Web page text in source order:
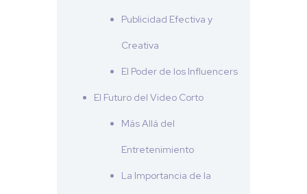
Publicidad Efectiva y
Creativa
El Poder de los Influencers
El Futuro del Video Corto
Más Allá del
Entretenimiento
La Importancia de la